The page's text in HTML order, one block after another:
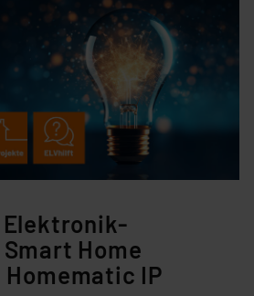
Elektronik-
Home
IP